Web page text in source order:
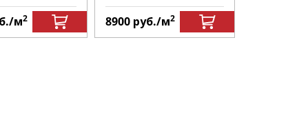
/м2 8900 руб./м2